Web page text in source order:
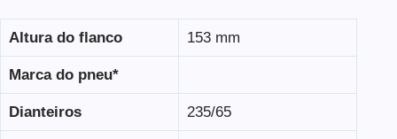
Altura do flanco 153 mm
Marca do pneu*
Dianteiros 235/65